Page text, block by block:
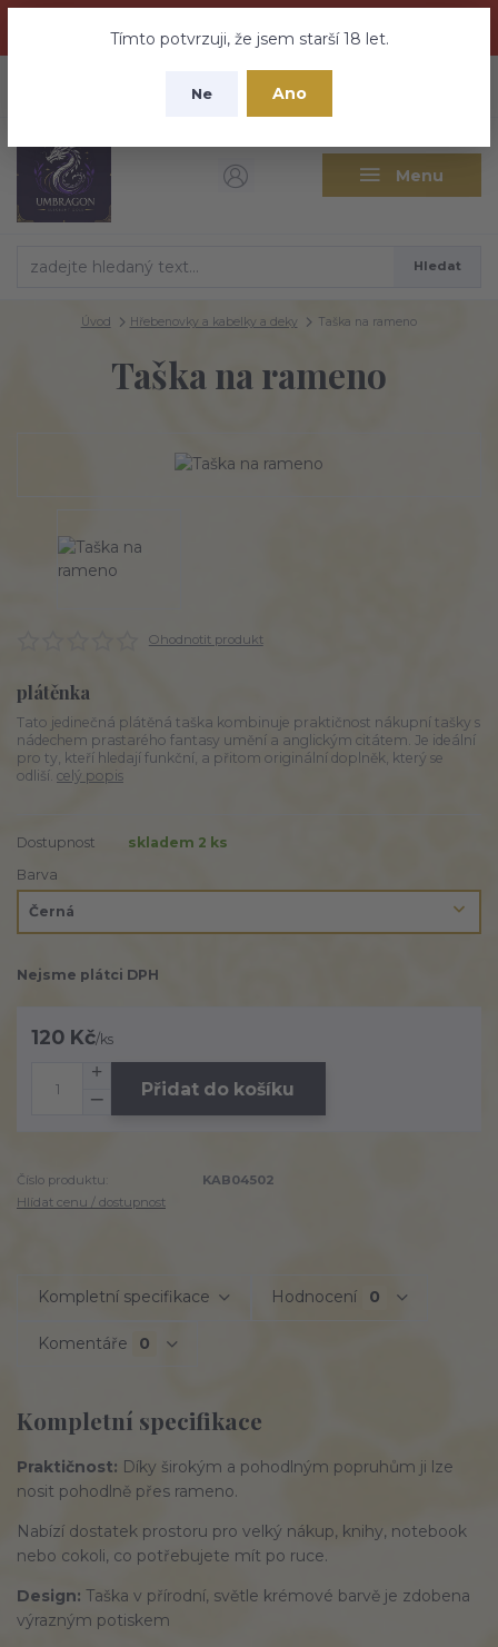
nebuďte vyděšeni zde najdete vše a ještě mnohem víc
Tímto potvrzuji, že jsem starší 18 let.
Ne Ano
Menu
CZK
Hledat
Úvod Hřebenovky a kabelky a deky Taška na rameno
Taška na rameno
Ohodnotit produkt
plátěnka
Tato jedinečná plátěná taška kombinuje praktičnost nákupní tašky s
nádechem prastarého fantasy umění a anglickým citátem. Je ideální
pro ty, kteří hledají funkční, a přitom originální doplněk, který se
odliší. celý popis
Dostupnost
skladem 2 ks
Barva
Nejsme plátci DPH
120 Kč/ks
Přidat do košíku
Číslo produktu:
KAB04502
Hlídat cenu / dostupnost
Kompletní specifikace Hodnocení 0
Komentáře 0
Kompletní specifikace
Praktičnost: Díky širokým a pohodlným popruhům ji lze
nosit pohodlně přes rameno.
Nabízí dostatek prostoru pro velký nákup, knihy, notebook
nebo cokoli, co potřebujete mít po ruce.
Design: Taška v přírodní, světle krémové barvě je zdobena
výrazným potiskem